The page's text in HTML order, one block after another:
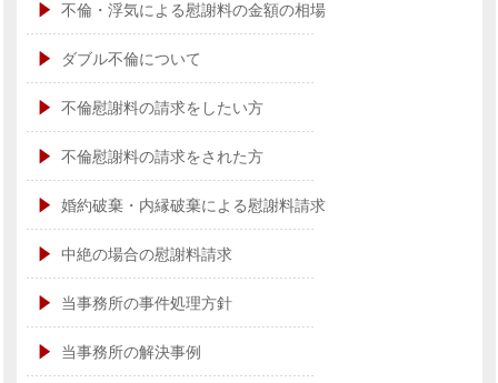
不倫・浮気による慰謝料の金額の相場
ダブル不倫について
不倫慰謝料の請求をしたい方
不倫慰謝料の請求をされた方
婚約破棄・内縁破棄による慰謝料請求
中絶の場合の慰謝料請求
当事務所の事件処理方針
当事務所の解決事例